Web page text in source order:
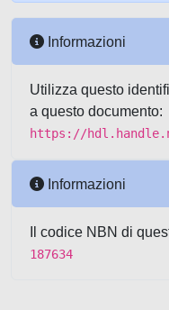
Informazioni
Utilizza questo
a questo documento:
https://
Informazioni
Il codice NBN di
187634